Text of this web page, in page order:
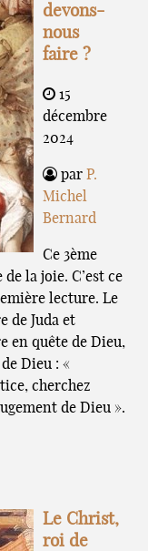
devons-
nous
faire ?
15
décembre
2024
par P.
Michel
Bernard
Ce 3ème
la joie. C’est ce
lecture. Le
de Juda et
en quête de Dieu,
Dieu : «
cherchez
de Dieu ».
Le Christ,
roi de